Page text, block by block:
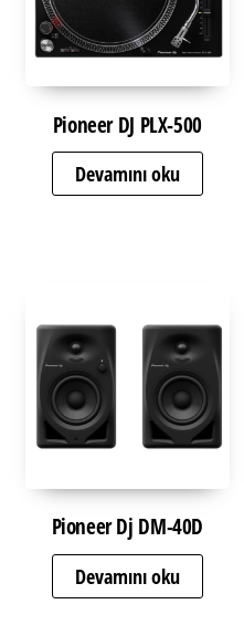
Pioneer DJ PLX-500
Devamını oku
Pioneer Dj DM-40D
Devamını oku